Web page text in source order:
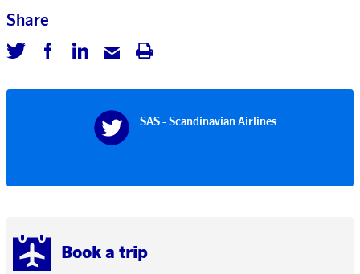
Book a trip
Share
SAS - Scandinavian Airlines